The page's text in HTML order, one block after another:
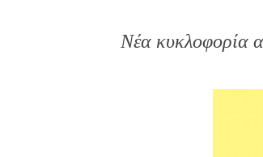
Νέα κυκλοφορία